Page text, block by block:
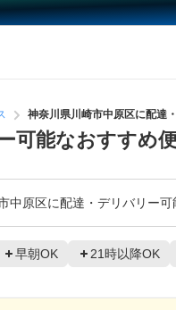
神奈川県川崎市中原区に配達
可能なおすすめ
中原区に配達・デリバリー可
早朝OK 21時以降OK